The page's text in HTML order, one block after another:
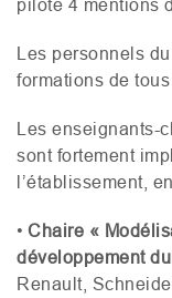
pilote 4 mentions
Les personnels
formations de
Les enseignants-
sont fortement
l’établissement,
• Chaire «
développement
Renault,